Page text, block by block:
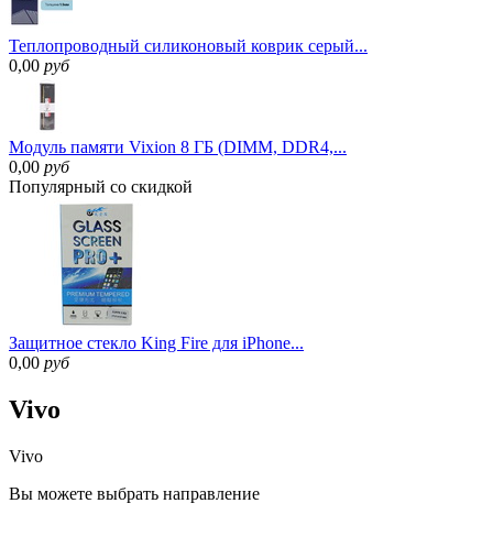
Теплопроводный силиконовый коврик серый...
0,00 руб
Модуль памяти Vixion 8 ГБ (DIMM, DDR4,...
0,00 руб
Популярный со скидкой
Защитное стекло King Fire для iPhone...
0,00 руб
Vivo
Vivo
Вы можете выбрать направление